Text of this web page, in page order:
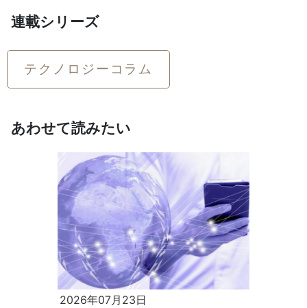
連載シリーズ
テクノロジーコラム
あわせて読みたい
2026年07月23日